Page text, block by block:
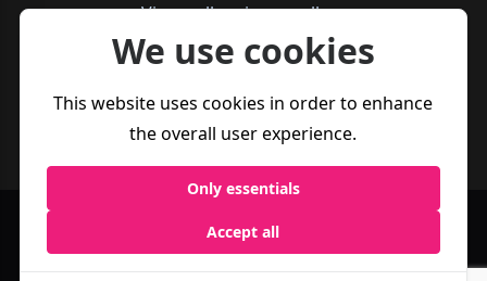
Vive melhor, joga melhor.
Business
Política de
We use cookies
This website uses cookies in order to enhance
the overall user experience.
Only essentials
Accept all